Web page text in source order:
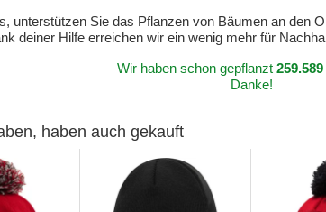
unterstützen Sie das Pflanzen von Bäumen an den
deiner Hilfe erreichen wir ein wenig mehr für
Wir haben schon gepflanzt 259.589
Danke!
haben auch gekauft